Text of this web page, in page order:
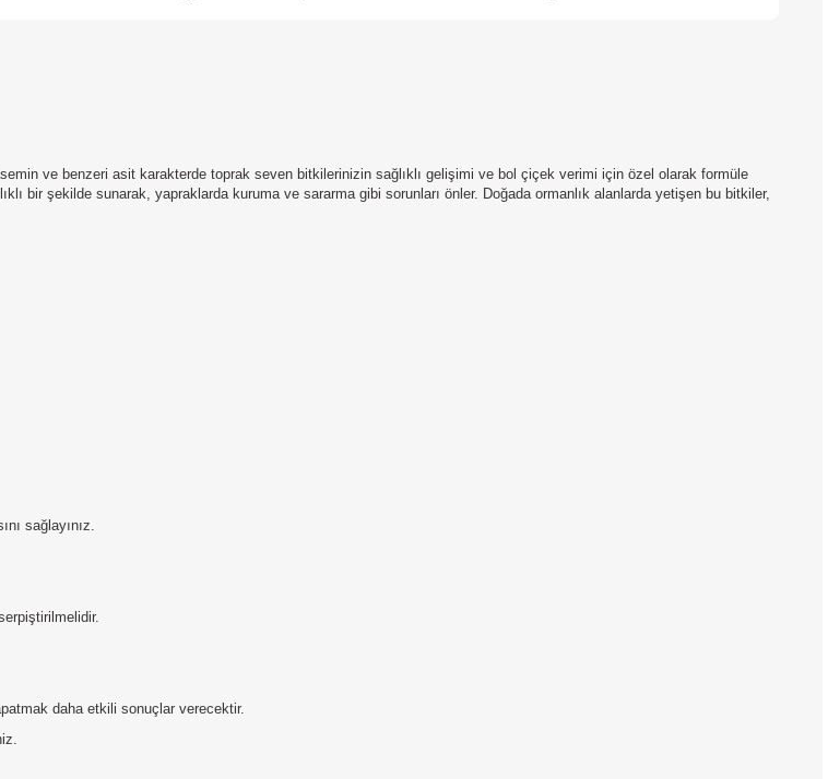
ve benzeri asit karakterde toprak seven bitkilerinizin sağlıklı gelişimi ve bol çiçek verimi için özel olarak formüle
bir şekilde sunarak, yapraklarda kuruma ve sararma gibi sorunları önler. Doğada ormanlık alanlarda yetişen bu bitkiler,
sağlayınız.
daha etkili sonuçlar verecektir.